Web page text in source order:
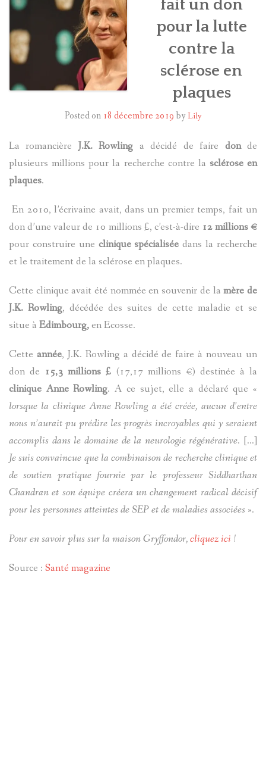
HARRY POTTER
LES ACTEURS
J.K. ROWLING
PRODUITS DÉRIVÉS
fait un don
pour la lutte
contre la
sclérose en
plaques
Posted on 18 décembre 2019by Lily
La romancièreJ.K. Rowling a décidé de faire donde
plusieurs millions pour la recherche contre la sclérose en
plaques.
En 2010, l’écrivaine avait, dans un premier temps, fait un
don d’une valeur de 10 millions £, c’est-à-dire 12 millions €
pour construire une clinique spécialisée dans la recherche
et le traitement de la sclérose en plaques.
Cette clinique avait été nommée en souvenir de lamère de
J.K. Rowling, décédée des suites de cette maladie et se
situe à Edimbourg,en Ecosse.
Cette année, J.K. Rowling a décidé de faire à nouveau un
don de 15,3 millions £ (17,17 millions €) destinée à la
clinique Anne Rowling. A ce sujet, elle a déclaré que «
lorsque la clinique Anne Rowling a été créée, aucun d’entre
nous n’aurait pu prédire les progrès incroyables qui y seraient
accomplis dans le domaine de la neurologie régénérative. […]
Je suis convaincue que la combinaison de recherche clinique et
de soutien pratique fournie par le professeur Siddharthan
Chandran et son équipe créera un changement radical décisif
pour les personnes atteintes de SEP et de maladies associées ».
Pour en savoir plus sur la maison Gryffondor,cliquez ici !
Source : Santé magazine